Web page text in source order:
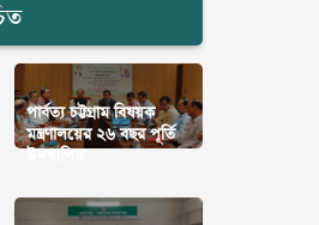
পার্বত্য চট্টগ্রাম বিষয়ক
মন্ত্রণালয়ের ২৬ বছর পূর্তি
উদযাপিত